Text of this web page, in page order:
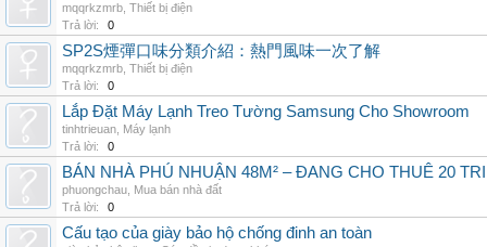
mqqrkzmrb Thiết bị điện
Trả lời:
0
SP2S煙彈口味分類介紹：熱門風味一次了解
mqqrkzmrb Thiết bị điện
Trả lời:
0
Lắp Đặt Máy Lạnh Treo Tường Samsung Cho Showroom
tinhtrieuan Máy lạnh
Trả lời:
0
BÁN NHÀ PHÚ NHUẬN 48M² – ĐANG CHO THUÊ 20
phuongchau Mua bán nhà đất
Trả lời:
0
Cấu tạo của giày bảo hộ chống đinh an toàn